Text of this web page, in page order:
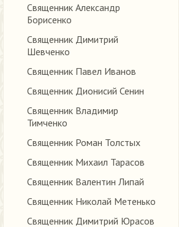
Священник Александр
Борисенко
Священник Димитрий
Шевченко
Священник Павел Иванов
Священник Дионисий Сенин
Священник Владимир
Тимченко
Священник Роман Толстых
Священник Михаил Тарасов
Священник Валентин Липай
Священник Николай Метенько
Священник Димитрий Юрасов